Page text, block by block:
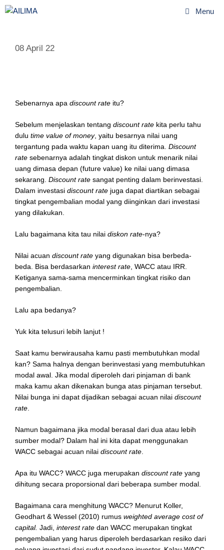
Menu
08 April 22
Sebenarnya apa discount rate itu?
Sebelum menjelaskan tentang discount rate kita perlu tahu
dulu time value of money, yaitu besarnya nilai uang
tergantung pada waktu kapan uang itu diterima. Discount
rate sebenarnya adalah tingkat diskon untuk menarik nilai
uang dimasa depan (future value) ke nilai uang dimasa
sekarang. Discount rate sangat penting dalam berinvestasi.
Dalam investasi discount rate juga dapat diartikan sebagai
tingkat pengembalian modal yang diinginkan dari investasi
yang dilakukan.
Lalu bagaimana kita tau nilai diskon rate-nya?
Nilai acuan discount rate yang digunakan bisa berbeda-
beda. Bisa berdasarkan interest rate , WACC atau IRR.
Ketiganya sama-sama mencerminkan tingkat risiko dan
pengembalian.
Lalu apa bedanya?
Yuk kita telusuri lebih lanjut !
Saat kamu berwirausaha kamu pasti membutuhkan modal
kan? Sama halnya dengan berinvestasi yang membutuhkan
modal awal. Jika modal diperoleh dari pinjaman di bank
maka kamu akan dikenakan bunga atas pinjaman tersebut.
Nilai bunga ini dapat dijadikan sebagai acuan nilai discount
rate
Namun bagaimana jika modal berasal dari dua atau lebih
sumber modal? Dalam hal ini kita dapat menggunakan
WACC sebagai acuan nilai discount rate
Apa itu WACC? WACC juga merupakan discount rate yang
dihitung secara proporsional dari beberapa sumber modal.
Bagaimana cara menghitung WACC? Menurut Koller,
Geodhart & Wessel (2010) rumus weighted average cost of
capital. Jadi, interest rate dan WACC merupakan tingkat
pengembalian yang harus diperoleh berdasarkan resiko dari